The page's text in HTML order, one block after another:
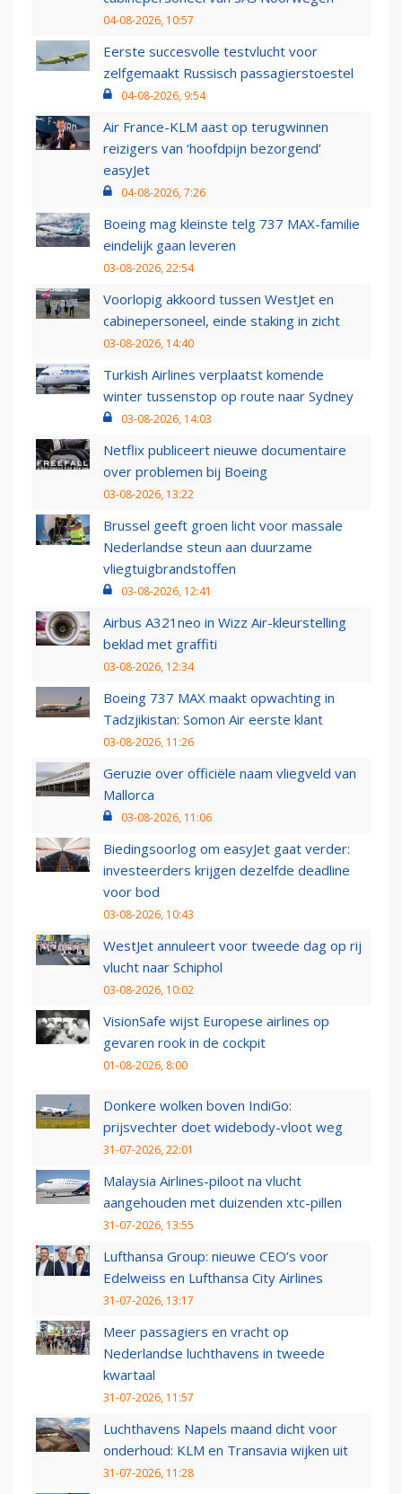
04-08-2026, 10:57
Eerste succesvolle testvlucht voor
zelfgemaakt Russisch passagierstoestel
04-08-2026, 9:54
Air France-KLM aast op terugwinnen
reizigers van ‘hoofdpijn bezorgend’
easyJet
04-08-2026, 7:26
Boeing mag kleinste telg 737 MAX-familie
eindelijk gaan leveren
03-08-2026, 22:54
Voorlopig akkoord tussen WestJet en
cabinepersoneel, einde staking in zicht
03-08-2026, 14:40
Turkish Airlines verplaatst komende
winter tussenstop op route naar Sydney
03-08-2026, 14:03
Netflix publiceert nieuwe documentaire
over problemen bij Boeing
03-08-2026, 13:22
Brussel geeft groen licht voor massale
Nederlandse steun aan duurzame
vliegtuigbrandstoffen
03-08-2026, 12:41
Airbus A321neo in Wizz Air-kleurstelling
beklad met graffiti
03-08-2026, 12:34
Boeing 737 MAX maakt opwachting in
Tadzjikistan: Somon Air eerste klant
03-08-2026, 11:26
Geruzie over officiële naam vliegveld van
Mallorca
03-08-2026, 11:06
Biedingsoorlog om easyJet gaat verder:
investeerders krijgen dezelfde deadline
voor bod
03-08-2026, 10:43
WestJet annuleert voor tweede dag op rij
vlucht naar Schiphol
03-08-2026, 10:02
VisionSafe wijst Europese airlines op
gevaren rook in de cockpit
01-08-2026, 8:00
Donkere wolken boven IndiGo:
prijsvechter doet widebody-vloot weg
31-07-2026, 22:01
Malaysia Airlines-piloot na vlucht
aangehouden met duizenden xtc-pillen
31-07-2026, 13:55
Lufthansa Group: nieuwe CEO’s voor
Edelweiss en Lufthansa City Airlines
31-07-2026, 13:17
Meer passagiers en vracht op
Nederlandse luchthavens in tweede
kwartaal
31-07-2026, 11:57
Luchthavens Napels maand dicht voor
onderhoud: KLM en Transavia wijken uit
31-07-2026, 11:28